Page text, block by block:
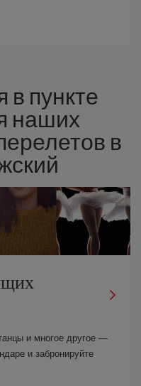
пункте
наших
в
и многое другое —
и забронируйте